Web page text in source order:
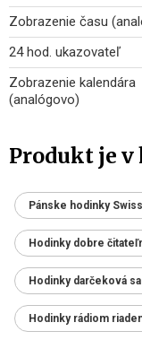
Zobrazenie času
24 hod. ukazovateľ
Zobrazenie kalendára
(analógovo)
Produkt je
Pánske hodinky
Hodinky dobre
Hodinky darčeková
Hodinky rádiom